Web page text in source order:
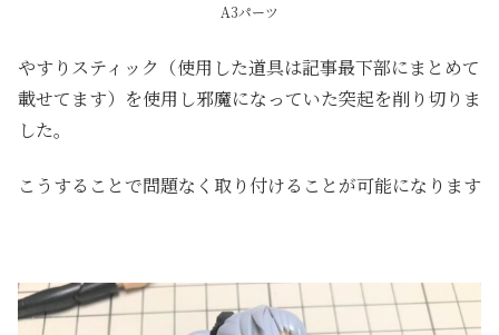
A3パーツ
やすりスティック（使用した道具は記事最下部にまとめて
載せてます）を使用し邪魔になっていた突起を削り切りま
した。
こうすることで問題なく取り付けることが可能になります